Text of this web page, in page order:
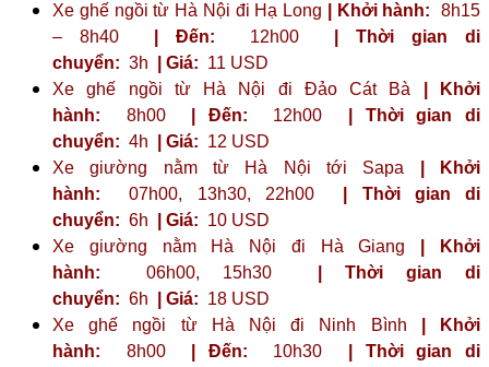
Xe ghế ngồi từ Hà Nội đi Hạ Long | Khởi hành: 8h15
– 8h40
| Đến: 12h00
| Thời gian di
chuyển: 3h | Giá: 11 USD
Xe ghế ngồi từ Hà Nội đi Đảo Cát Bà
| Khởi
hành: 8h00 | Đến: 12h00
| Thời gian di
chuyển: 4h | Giá: 12 USD
Xe giường nằm từ Hà Nội tới Sapa
| Khởi
hành: 07h00, 13h30, 22h00
| Thời gian di
chuyển: 6h | Giá: 10 USD
Xe giường nằm Hà Nội đi Hà Giang
| Khởi
hành: 06h00, 15h30
| Thời gian di
chuyển: 6h | Giá: 18 USD
Xe ghế ngồi từ Hà Nội đi Ninh Bình
| Khởi
hành: 8h00 | Đến: 10h30
| Thời gian di